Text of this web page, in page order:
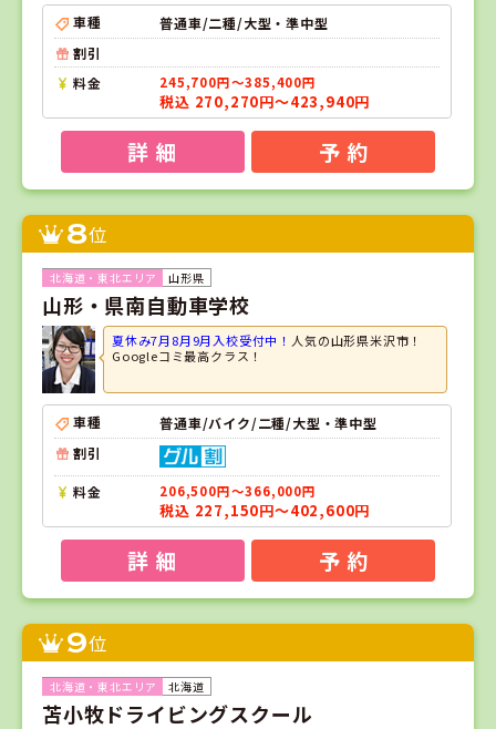
車種
普通車/二種/大型・準中型
割引
料金
245,700円～385,400円
税込 270,270円～423,940円
詳 細 予 約
8位
山形県
山形・県南自動車学校
夏休み7月8月9月入校受付中！ 人気の山形県米沢市！
Googleコミ最高クラス！
車種
普通車/バイク/二種/大型・準中型
割引
料金 206,500円～366,000円
税込 227,150円～402,600円
詳 細 予 約
9位
北海道
苫小牧ドライビングスクール